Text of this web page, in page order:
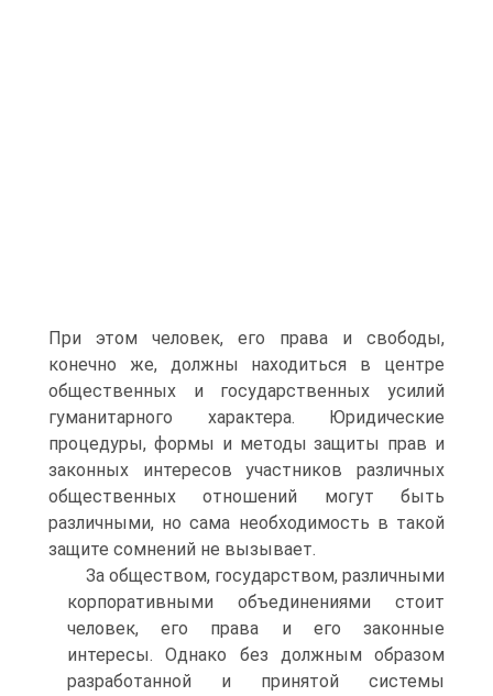
При этом человек, его права и свободы,
конечно же, должны находиться в центре
общественных и государственных усилий
гуманитарного характера. Юридические
процедуры, формы и методы защиты прав и
законных интересов участников различных
общественных отношений могут быть
различными, но сама необходимость в такой
защите сомнений не вызывает.
За обществом, государством, различными
корпоративными объединениями стоит
человек, его права и его законные
интересы. Однако без должным образом
разработанной и принятой системы